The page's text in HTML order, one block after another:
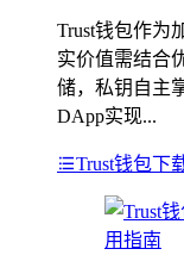
Trust钱包作为
实价值需结合
储，私钥自主
DApp实现...
Trust钱包下